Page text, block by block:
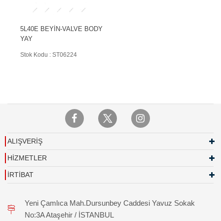
5L40E BEYİN-VALVE BODY
YAY
Stok Kodu : ST06224
ALIŞVERİŞ
HİZMETLER
İRTİBAT
Yeni Çamlıca Mah.Dursunbey Caddesi Yavuz Sokak
No:3A Ataşehir / İSTANBUL